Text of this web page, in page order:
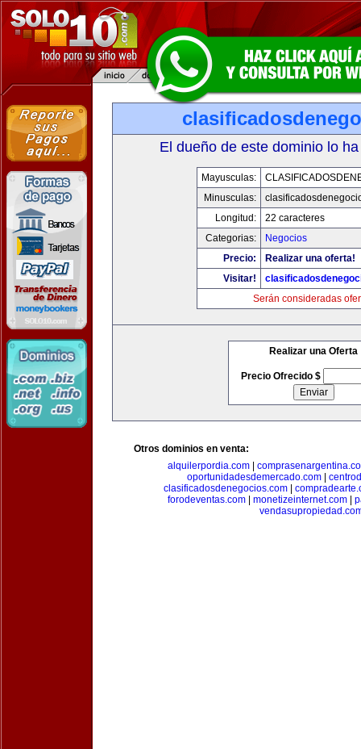
El dueño de este dominio lo
Mayusculas:
Minusculas:
Longitud:
22 caracteres
Categorias:
Negocios
Precio:
Realizar una oferta!
Visitar!
Serán consideradas
Realizar una Oferta
Precio Ofrecido $
Otros dominios en venta:
alquilerpordia.com
oportunidadesdemercado.com
clasificadosdenegocios.com|
forodeventas.com| monetizeinternet.com|